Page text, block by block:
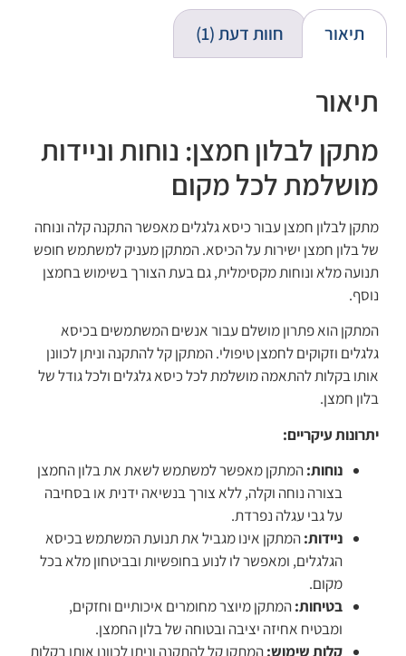
דירוגים של
לקוחותתיאור חוות דעת (1)
תיאור
מתקן לבלון חמצן: נוחות וניידות
מושלמת לכל מקום
מתקן לבלון חמצן עבור כיסא גלגלים מאפשר התקנה קלה ונוחה
של בלון חמצן ישירות על הכיסא. המתקן מעניק למשתמש חופש
תנועה מלא ונוחות מקסימלית, גם בעת הצורך בשימוש בחמצן
נוסף.
המתקן הוא פתרון מושלם עבור אנשים המשתמשים בכיסא
גלגלים וזקוקים לחמצן טיפולי. המתקן קל להתקנה וניתן לכוונן
אותו בקלות להתאמה מושלמת לכל כיסא גלגלים ולכל גודל של
בלון חמצן.
יתרונות עיקריים:
נוחות:המתקן מאפשר למשתמש לשאת את בלון החמצן
בצורה נוחה וקלה, ללא צורך בנשיאה ידנית או בסחיבה
על גבי עגלה נפרדת.
ניידות:המתקן אינו מגביל את תנועת המשתמש בכיסא
הגלגלים, ומאפשר לו לנוע בחופשיות ובביטחון מלא בכל
מקום.
בטיחות:המתקן מיוצר מחומרים איכותיים וחזקים,
ומבטיח אחיזה יציבה ובטוחה של בלון החמצן.
קלות שימוש:המתקן קל להתקנה וניתן לכוונן אותו בקלות